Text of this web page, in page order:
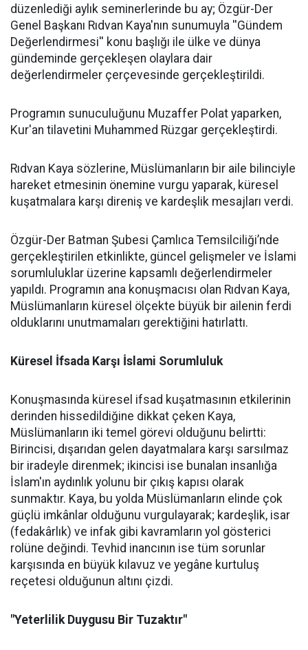
düzenlediği aylık seminerlerinde bu ay; Özgür-Der
Genel Başkanı Rıdvan Kaya'nın sunumuyla ''Gündem
Değerlendirmesi'' konu başlığı ile ülke ve dünya
gündeminde gerçekleşen olaylara dair
değerlendirmeler çerçevesinde gerçekleştirildi.
Programın sunuculuğunu Muzaffer Polat yaparken,
Kur'an tilavetini Muhammed Rüzgar gerçekleştirdi.
Rıdvan Kaya sözlerine, Müslümanların bir aile bilinciyle
hareket etmesinin önemine vurgu yaparak, küresel
kuşatmalara karşı direniş ve kardeşlik mesajları verdi.
Özgür-Der Batman Şubesi Çamlıca Temsilciliği’nde
gerçekleştirilen etkinlikte, güncel gelişmeler ve İslami
sorumluluklar üzerine kapsamlı değerlendirmeler
yapıldı. Programın ana konuşmacısı olan Rıdvan Kaya,
Müslümanların küresel ölçekte büyük bir ailenin ferdi
olduklarını unutmamaları gerektiğini hatırlattı.
Küresel İfsada Karşı İslami Sorumluluk
Konuşmasında küresel ifsad kuşatmasının etkilerinin
derinden hissedildiğine dikkat çeken Kaya,
Müslümanların iki temel görevi olduğunu belirtti:
Birincisi, dışarıdan gelen dayatmalara karşı sarsılmaz
bir iradeyle direnmek; ikincisi ise bunalan insanlığa
İslam'ın aydınlık yolunu bir çıkış kapısı olarak
sunmaktır. Kaya, bu yolda Müslümanların elinde çok
güçlü imkânlar olduğunu vurgulayarak; kardeşlik, isar
(fedakârlık) ve infak gibi kavramların yol gösterici
rolüne değindi. Tevhid inancının ise tüm sorunlar
karşısında en büyük kılavuz ve yegâne kurtuluş
reçetesi olduğunun altını çizdi.
"Yeterlilik Duygusu Bir Tuzaktır"